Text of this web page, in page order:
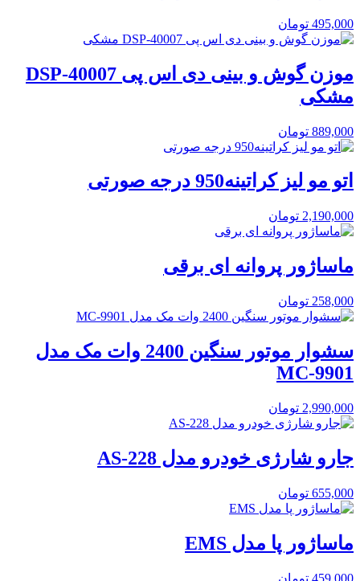
495,000 تومان
موزن گوش و بینی دی اس پی DSP-40007
مشکی
889,000 تومان
اتو مو لیز کراتینه950 درجه صورتی
2,190,000 تومان
ماساژور پروانه ای برقی
258,000 تومان
سشوار موتور سنگین 2400 وات مک مدل
MC-9901
2,990,000 تومان
جارو شارژی خودرو مدل AS-228
655,000 تومان
ماساژور پا مدل EMS
459,000 تومان